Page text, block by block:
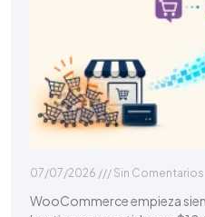
07/07/2026 Sin Comentarios
WooCommerce empieza